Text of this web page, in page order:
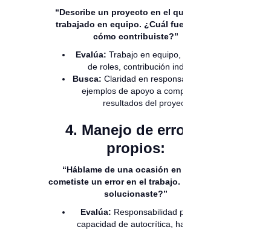
“Describe un proyecto en el que hayas
trabajado en equipo. ¿Cuál fue tu rol y
cómo contribuiste?”
Evalúa: Trabajo en equipo, definición
de roles, contribución individual
Busca: Claridad en responsabilidades,
ejemplos de apoyo a compañeros,
resultados del proyecto
4. Manejo de errores
propios:
“Háblame de una ocasión en la que
cometiste un error en el trabajo. ¿Cómo lo
solucionaste?”
Evalúa: Responsabilidad personal,
capacidad de autocrítica, habilidades